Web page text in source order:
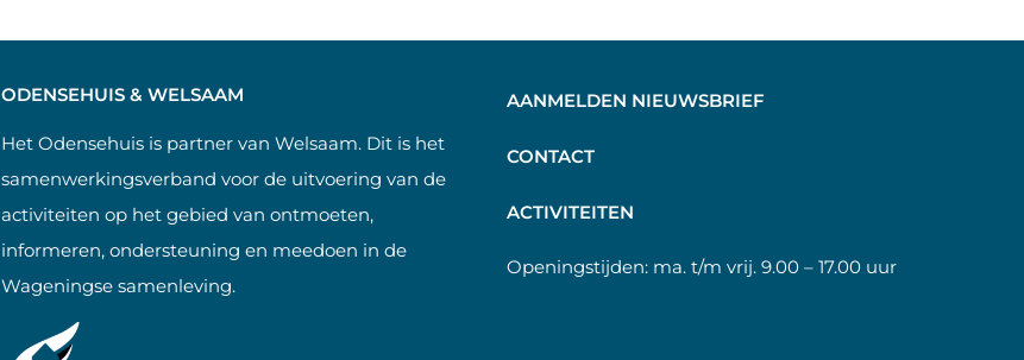
ODENSEHUIS & WELSAAM
Het Odensehuis is partner van Welsaam. Dit is het
samenwerkingsverband voor de uitvoering van de
activiteiten op het gebied van ontmoeten,
informeren, ondersteuning en meedoen in de
Wageningse samenleving.
AANMELDEN NIEUWSBRIEF
CONTACT
ACTIVITEITEN
Openingstijden: ma. t/m vrij. 9.00 – 17.00 uur